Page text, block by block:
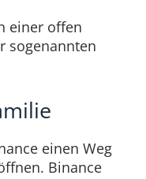
einer offen
sogenannten
einen Weg
Binance